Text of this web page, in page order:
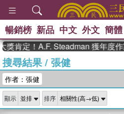
父親節
念華 、
孩：黎曼
暢銷榜 新品 中文 外文 簡體
！A.F. Steadman 獲年度作家
搜尋結果/ 張健
作者：張健
顯示 排序